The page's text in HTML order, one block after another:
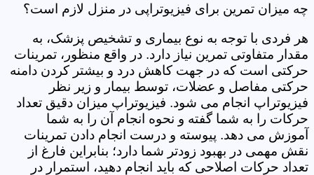
چه میزان تمرین برای فیزیوتراپی در منزل لازم است؟
هر فردی با توجه به نوع بیماری و تشخیص پزشک، به
مقدار متفاوتی تمرین نیاز دارد. در واقع منظور، تمرینات
حرکتی است که در جهت کاهش درد و بیشتر کردن دامنه
حرکتی مفاصل و عضلات، توسط بیمار و زیر نظر
فیزیوتراپ انجام می شود. فیزیوتراپ میزان دقیق تعداد
حرکات را به شما گفته و نحوه انجام آن را به شما
آموزش می دهد. پیوسته و درست انجام دادن تمرینات
نقش مهمی در بهبود زودتر شما دارد؛ بنابراین فارغ از
تعداد حرکات اصلاحی که باید انجام دهید، استمرار در